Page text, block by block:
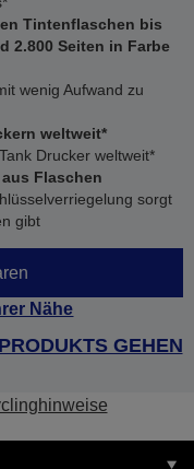
Tintenflaschen bis
2.800 Seiten in Farbe
wenig Aufwand zu
weltweit*
Drucker weltweit*
Flaschen
sorgt
gibt
Nähe
GEHEN